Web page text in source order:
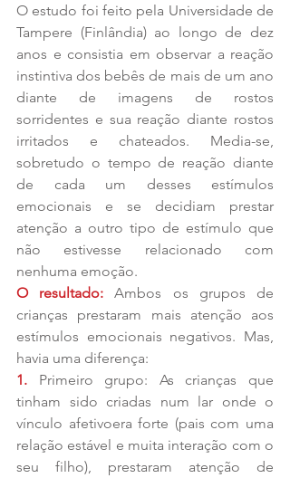
O estudo foi feito pela Universidade de
Tampere (Finlândia) ao longo de dez
anos e consistia em observar a reação
instintiva dos bebês de mais de um ano
diante de imagens de rostos
sorridentes e sua reação diante rostos
irritados e chateados. Media-se,
sobretudo o tempo de reação diante
de cada um desses estímulos
emocionais e se decidiam prestar
atenção a outro tipo de estímulo que
não estivesse relacionado com
nenhuma emoção.
O resultado: Ambos os grupos de
crianças prestaram mais atenção aos
estímulos emocionais negativos. Mas,
havia uma diferença:
1. Primeiro grupo: As crianças que
tinham sido criadas num lar onde o
vínculo afetivoera forte (pais com uma
relação estável e muita interação com o
seu filho), prestaram atenção de